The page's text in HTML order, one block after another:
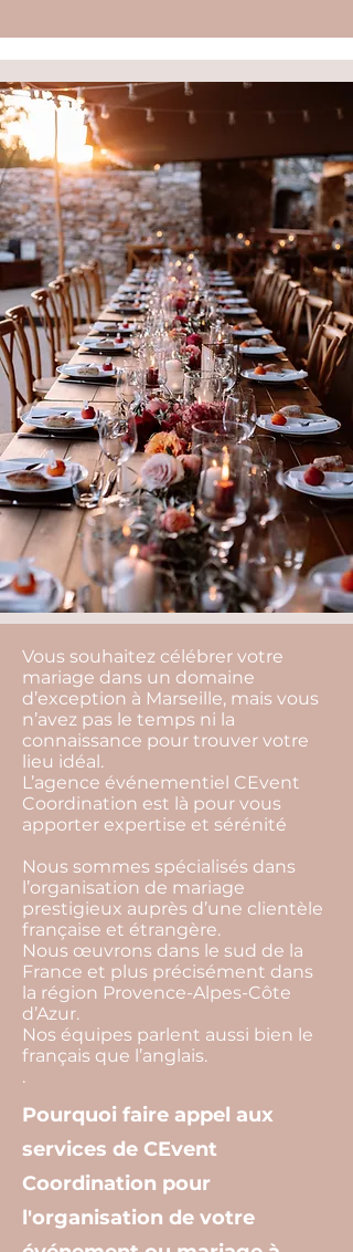
Vous souhaitez célébrer votre
mariage dans un domaine
d’exception à Marseille, mais vous
n’avez pas le temps ni la
connaissance pour trouver votre
lieu idéal.
L’agence événementiel CEvent
Coordination est là pour vous
apporter expertise et sérénité
Nous sommes spécialisés dans
l’organisation de mariage
prestigieux auprès d’une clientèle
française et étrangère.
Nous œuvrons dans le sud de la
France et plus précisément dans
la région Provence-Alpes-Côte
d’Azur.
Nos équipes parlent aussi bien le
français que l’anglais.
.
Pourquoi faire appel aux
services de CEvent
Coordination pour
l'organisation de votre